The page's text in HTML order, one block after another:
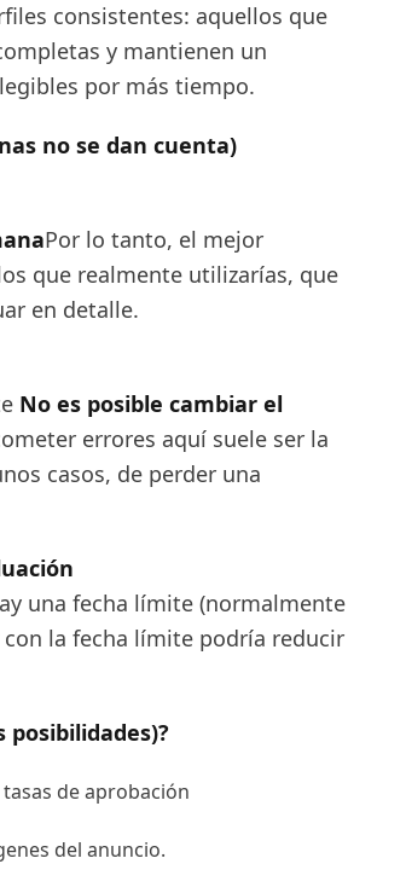
consistentes: aquellos que
y mantienen un
por más tiempo.
no se dan cuenta)
Por lo tanto, el mejor
que realmente utilizarías, que
en detalle.
No es posible cambiar el
errores aquí suele ser la
casos, de perder una
una fecha límite (normalmente
la fecha límite podría reducir
de aprobación
del anuncio.